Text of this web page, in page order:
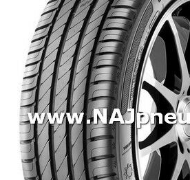
Dodávkové + malé úžitkové
Celoročné pneumatiky
Osobné/crossover + malé úžitkové
SUV/crossover + OFFRoad-ové
Dodávkové + malé úžitkové